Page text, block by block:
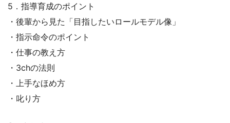
5．指導育成のポイント
・後輩から見た「目指したいロールモデル像」
・指示命令のポイント
・仕事の教え方
・3chの法則
・上手なほめ方
・叱り方